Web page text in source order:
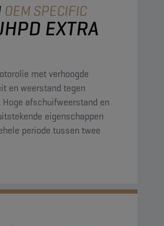
OEM SPECIFIC
EXTRA
met verhoogde
en weerstand tegen
afschuifweerstand en
eigenschappen
periode tussen twee